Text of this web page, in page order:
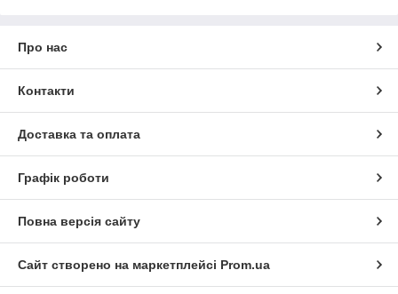
Про нас
Контакти
Доставка та оплата
Графік роботи
Повна версія сайту
Сайт створено на маркетплейсі Prom.ua